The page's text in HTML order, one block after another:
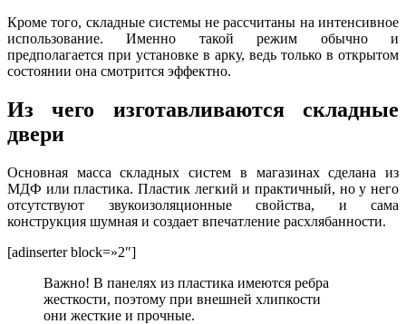
Кроме того, складные системы не рассчитаны на интенсивное
использование. Именно такой режим обычно и
предполагается при установке в арку, ведь только в открытом
состоянии она смотрится эффектно.
Из чего изготавливаются складные
двери
Основная масса складных систем в магазинах сделана из
МДФ или пластика. Пластик легкий и практичный, но у него
отсутствуют звукоизоляционные свойства, и сама
конструкция шумная и создает впечатление расхлябанности.
[adinserter block=»2″]
Важно! В панелях из пластика имеются ребра
жесткости, поэтому при внешней хлипкости
они жесткие и прочные.